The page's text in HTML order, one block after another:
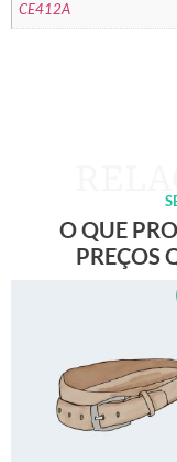
CE412A
O QUE
PREÇOS